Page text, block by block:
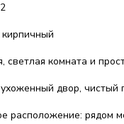
светлая комната и
двор, чистый
расположение: рядом